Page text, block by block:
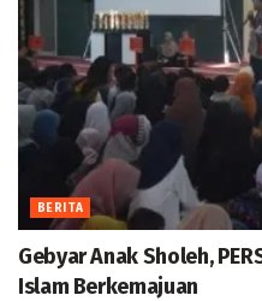
BERITA
Gebyar Anak Sholeh,
Islam Berkemajuan